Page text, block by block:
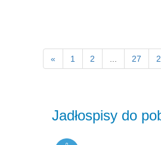
« 1 2 ... 27
Jadłospisy do